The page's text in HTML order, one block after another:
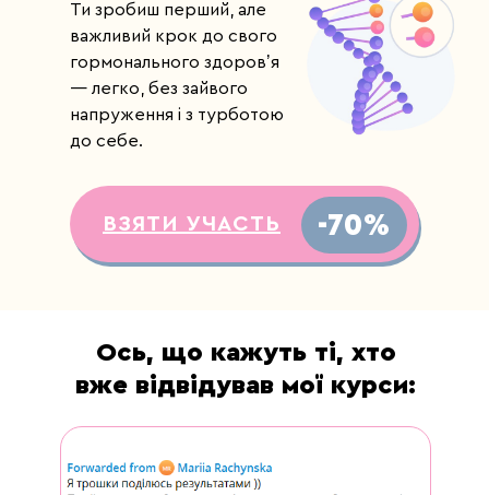
Ти зробиш перший, але
важливий крок до свого
гормонального здоровʼя
— легко, без зайвого
напруження і з турботою
до себе.
-70%
ВЗЯТИ УЧАСТЬ
Ось, що кажуть ті, хто
вже відвідував мої курси: